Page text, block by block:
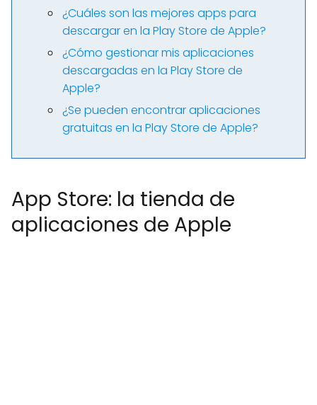
¿Cuáles son las mejores apps para
descargar en la Play Store de Apple?
¿Cómo gestionar mis aplicaciones
descargadas en la Play Store de
Apple?
¿Se pueden encontrar aplicaciones
gratuitas en la Play Store de Apple?
App Store: la tienda de
aplicaciones de Apple